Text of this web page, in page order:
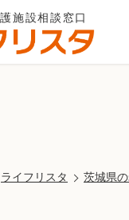
ライフリスタ 茨城県